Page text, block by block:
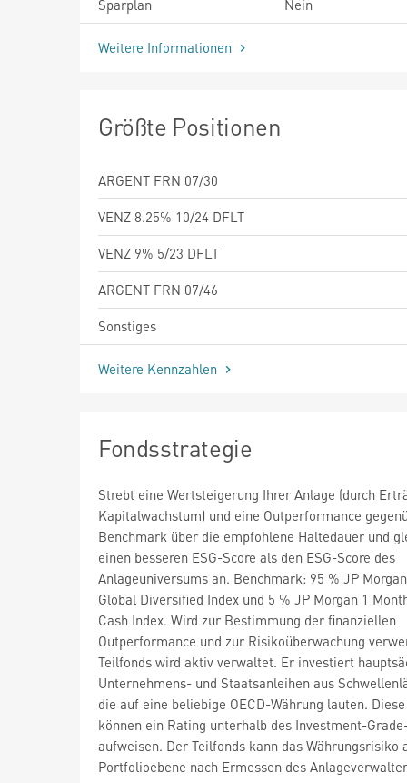
Sparplan
Nein
Weitere Informationen
Größte Positionen
ARGENT FRN 07/30
VENZ 8.25% 10/24 DFLT
VENZ 9% 5/23 DFLT
ARGENT FRN 07/46
Sonstiges
Weitere Kennzahlen
Fondsstrategie
Strebt eine Wertsteigerung Ihrer Anlage (durch
Kapitalwachstum) und eine Outperformance
Benchmark über die empfohlene Haltedauer und
einen besseren ESG-Score als den ESG-Score des
Anlageuniversums an. Benchmark: 95 % JP
Global Diversified Index und 5 % JP Morgan 1
Cash Index. Wird zur Bestimmung der finanziellen
Outperformance und zur Risikoüberwachung
Teilfonds wird aktiv verwaltet. Er investiert
Unternehmens- und Staatsanleihen aus
die auf eine beliebige OECD-Währung lauten.
können ein Rating unterhalb des Investment-
aufweisen. Der Teilfonds kann das Währungsrisiko
Portfolioebene nach Ermessen des